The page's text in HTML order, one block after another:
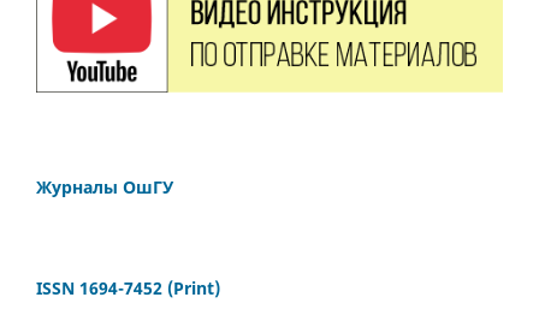
Журналы ОшГУ
ISSN 1694-7452 (Print)